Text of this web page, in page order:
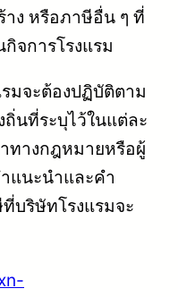
ง หรือภาษีอื่น ๆ ที่
จการโรงแรม
มจะต้องปฏิบัติตาม
นที่ระบุไว้ในแต่ละ
ทางกฎหมายหรือผู้
แนะนำและคำ
บริษัทโรงแรมจะ